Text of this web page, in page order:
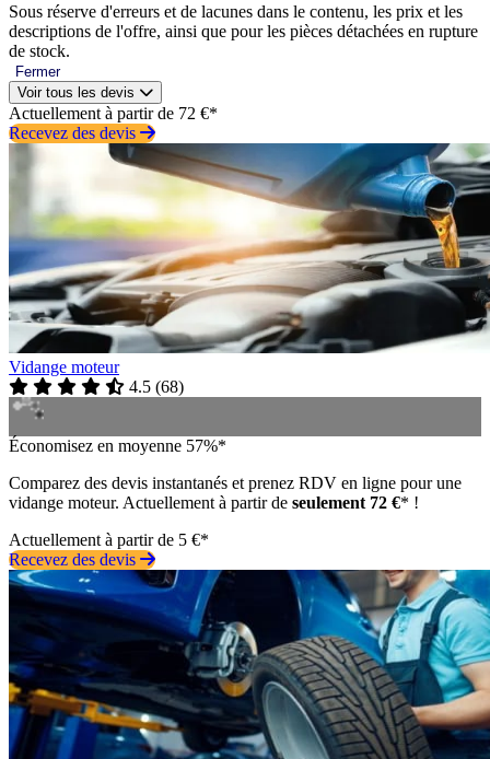
Sous réserve d'erreurs et de lacunes dans le contenu, les prix et les
descriptions de l'offre, ainsi que pour les pièces détachées en rupture
de stock.
Fermer
Voir tous les devis
Actuellement à partir de 72 €*
Recevez des devis
Vidange moteur
4.5 (68)
Économisez en moyenne 57%*
Comparez des devis instantanés et prenez RDV en ligne pour une
vidange moteur. Actuellement à partir de seulement 72 €* !
Actuellement à partir de 5 €*
Recevez des devis